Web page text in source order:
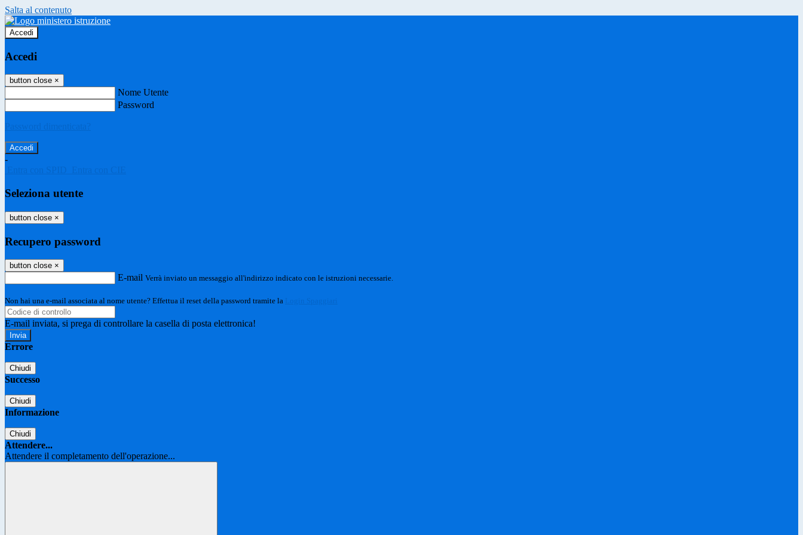
Salta al contenuto
Accedi
Accedi
button close ×
Nome Utente
Password
Password dimenticata?
-
Entra con SPID
Entra con CIE
Seleziona utente
button close ×
Recupero password
button close ×
E-mail Verrà inviato un messaggio all'indirizzo indicato con le istruzioni necessarie.
Non hai una e-mail associata al nome utente? Effettua il reset della password tramite la Login Spaggiari
E-mail inviata, si prega di controllare la casella di posta elettronica!
Errore
Chiudi
Successo
Chiudi
Informazione
Chiudi
Attendere...
Attendere il completamento dell'operazione...